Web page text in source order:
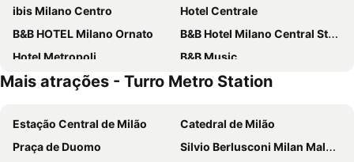
ibis Milano Centro
Hotel Centrale
B&B HOTEL Milano Ornato
B&B Hotel Milano Central Station
Hotel Metropoli
B&B Music
iH Hotels Milano Gioia
Eurohotel
Hotel Berna
Klima Hotel Milano Fiere
Hotel Degli Arcimboldi
Meliá Milano
Mais atrações - Turro Metro Station
Estação Central de Milão
Catedral de Milão
Praça de Duomo
Silvio Berlusconi Milan Malpensa Airport